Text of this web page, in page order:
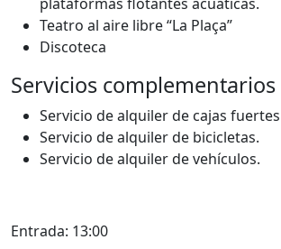
Teatro al aire libre “La Plaça”
Discoteca
Servicios complementarios
Servicio de alquiler de cajas
Servicio de alquiler de bicicletas.
Servicio de alquiler de vehículos.
Entrada: 13:00